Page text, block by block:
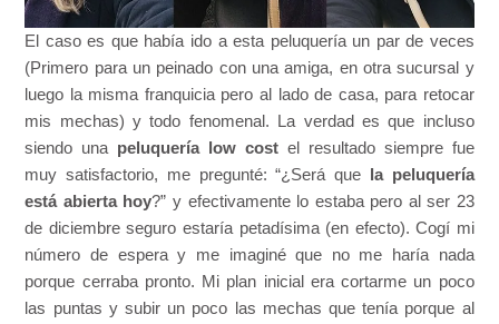
El caso es que había ido a esta peluquería un par de veces
(Primero para un peinado con una amiga, en otra sucursal y
luego la misma franquicia pero al lado de casa, para retocar
mis mechas) y todo fenomenal. La verdad es que incluso
siendo una peluquería low cost el resultado siempre fue
muy satisfactorio, me pregunté: “¿Será que la peluquería
está abierta hoy?” y efectivamente lo estaba pero al ser 23
de diciembre seguro estaría petadísima (en efecto). Cogí mi
número de espera y me imaginé que no me haría nada
porque cerraba pronto. Mi plan inicial era cortarme un poco
las puntas y subir un poco las mechas que tenía porque al